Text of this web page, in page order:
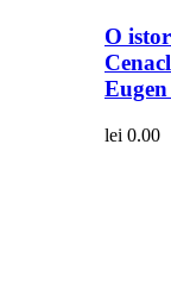
O
lei 0.00